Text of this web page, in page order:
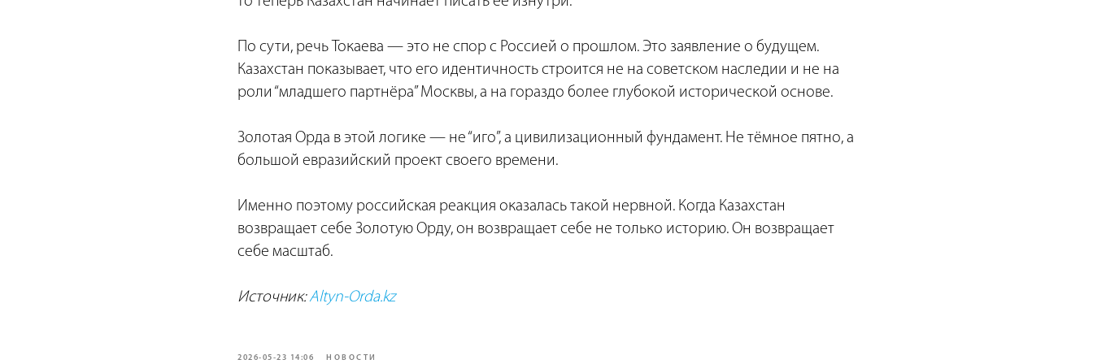
По сути, речь Токаева — это не спор с Россией о прошлом. Это заявление о будущем.
Казахстан показывает, что его идентичность строится не на советском наследии и не на
роли “младшего партнёра” Москвы, а на гораздо более глубокой исторической основе.
Золотая Орда в этой логике — не “иго”, а цивилизационный фундамент. Не тёмное пятно, а
большой евразийский проект своего времени.
Именно поэтому российская реакция оказалась такой нервной. Когда Казахстан
возвращает себе Золотую Орду, он возвращает себе не только историю. Он возвращает
себе масштаб.
Источник:Altyn-Orda.kz
2026-05-23 14:06 НОВОСТИ